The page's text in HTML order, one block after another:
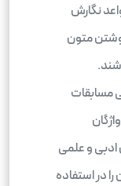
نگارش
متون
مسابقات
ادبی و علمی
در استفاده